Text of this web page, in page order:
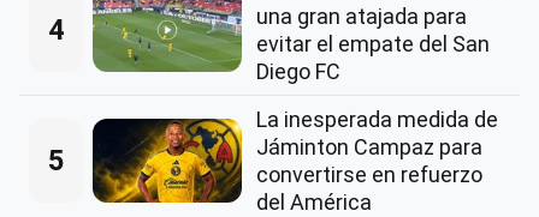
4
una gran atajada para
evitar el empate del San
Diego FC
5
La inesperada medida de
Jáminton Campaz para
convertirse en refuerzo
del América